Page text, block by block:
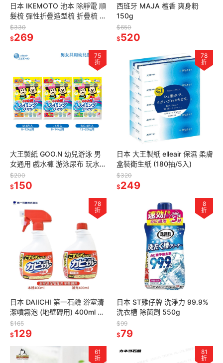
日本 IKEMOTO 池本 除靜電 順
髮梳 彈性折疊造型梳 折疊梳 梳
子
$330
$269
西班牙 MAJA 檀香 爽身粉
150g
$650
$520
75
折
大王製紙 GOO.N 幼兒游泳 男
女通用 戲水褲 游泳尿布 玩水褲
紙尿片 戲水尿褲
$200
$150
78
折
日本 大王製紙 elleair 保濕 柔膚
盒裝衛生紙 (180抽/5入)
$320
$249
78
折
日本 DAIICHI 第一石鹼 浴室清
潔噴霧泡 (地壁磚用) 400ml 浴
廁 去霉 除霉
$165
$129
8
折
日本 ST雞仔牌 洗淨力 99.9%
洗衣槽 除菌劑 550g
$99
$79
61
折
81
折